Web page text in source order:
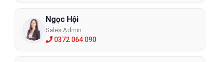
Ngọc Hội
Sales Admin
0372 064 090